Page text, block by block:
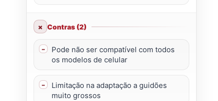
Contras (2)
Pode não ser compatível com todos
os modelos de celular
Limitação na adaptação a guidões
muito grossos